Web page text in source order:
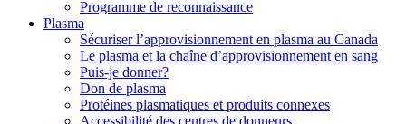
Programme de reconnaissance
Plasma
Sécuriser l’approvisionnement en plasma au Canada
Le plasma et la chaîne d’approvisionnement en sang
Puis-je donner?
Don de plasma
Protéines plasmatiques et produits connexes
Accessibilité des centres de donneurs